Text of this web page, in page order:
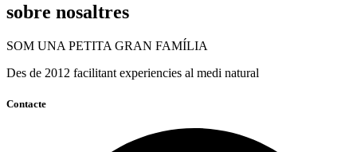
sobre nosaltres
SOM UNA PETITA GRAN FAMÍLIA
Des de 2012 facilitant experiencies al medi natural
Contacte